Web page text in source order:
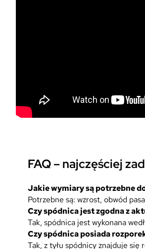
FAQ – najczęściej
Jakie wymiary są potrzebne
Potrzebne są: wzrost, obwód
Czy spódnica jest zgodna z
Tak, spódnica jest wykonana
Czy spódnica posiada
Tak, z tyłu spódnicy znajduje